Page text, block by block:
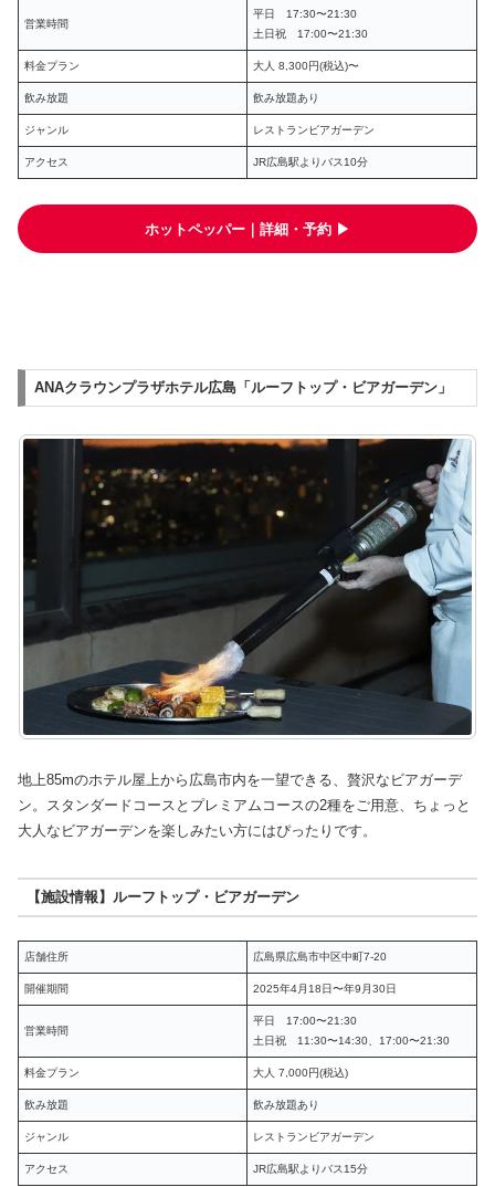
営業時間
平日 17:30〜21:30
土日祝 17:00〜21:30
料金プラン 大人 8,300円(税込)〜
飲み放題 飲み放題あり
ジャンル レストランビアガーデン
アクセス JR広島駅よりバス10分
ホットペッパー｜詳細・予約 ▶︎
ANAクラウンプラザホテル広島「ルーフトップ・ビアガーデン」
地上85mのホテル屋上から広島市内を一望できる、贅沢なビアガーデ
ン。スタンダードコースとプレミアムコースの2種をご用意、ちょっと
大人なビアガーデンを楽しみたい方にはぴったりです。
【施設情報】ルーフトップ・ビアガーデン
店舗住所 広島県広島市中区中町7-20
開催期間 2025年4月18日〜年9月30日
営業時間
平日 17:00〜21:30
土日祝 11:30〜14:30、17:00〜21:30
料金プラン 大人 7,000円(税込)
飲み放題 飲み放題あり
ジャンル レストランビアガーデン
アクセス JR広島駅よりバス15分